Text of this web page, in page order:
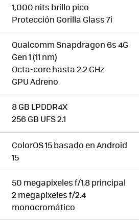
1,000 nits brillo pico
Protección Gorilla Glass 7i
Qualcomm Snapdragon 6s 4G
Gen 1 (11 nm)
Octa-core hasta 2.2 GHz
GPU Adreno
8 GB LPDDR4X
256 GB UFS 2.1
ColorOS 15 basado en Android
15
50 megapixeles f/1.8 principal
2 megapixeles f/2.4
monocromático